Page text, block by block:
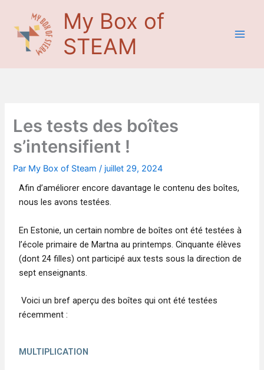
contenu
My Box of
STEAM
Les tests des boîtes
s’intensifient !
Par My Box of Steam/ juillet 29, 2024
Afin d’améliorer encore davantage le contenu des boîtes,
nous les avons testées.
En Estonie, un certain nombre de boîtes ont été testées à
l’école primaire de Martna au printemps. Cinquante élèves
(dont 24 filles) ont participé aux tests sous la direction de
sept enseignants.
Voici un bref aperçu des boîtes qui ont été testées
récemment :
MULTIPLICATION